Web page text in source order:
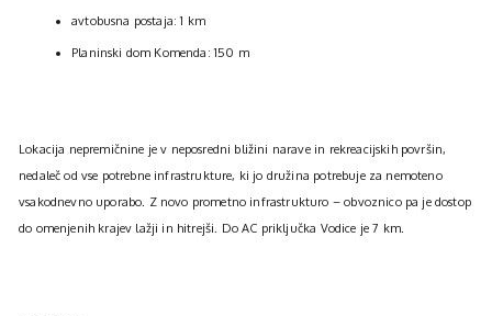
avtobusna postaja: 1 km
Planinski dom Komenda: 150 m
Lokacija nepremičnine je v neposredni bližini narave in rekreacijskih površin,
nedaleč od vse potrebne infrastrukture, ki jo družina potrebuje za nemoteno
vsakodnevno uporabo. Z novo prometno infrastrukturo – obvoznico pa je dostop
do omenjenih krajev lažji in hitrejši. Do AC priključka Vodice je 7 km.